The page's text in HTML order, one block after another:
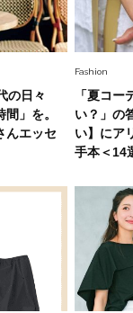
2026.7.16
でもこんなに華やぐ
ス×パンツ」コーデ〈
2026.5.29
の夏通勤はこれ１着
シャレ」も整うトレ
2026.5.29
40代の「メガネ＆サ
新あり！“黒ぶち以外
2026.8.5
の日々
」を。
んエッセ
Fashion
「夏コー
い？」の
い】にア
手本＜14